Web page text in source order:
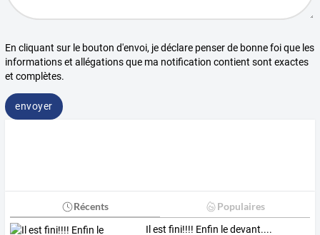
En cliquant sur le bouton d'envoi, je déclare penser de bonne foi que les
informations et allégations que ma notification contient sont exactes
et complètes.
envoyer
Récents Populaires
Il est fini!!!! Enfin le devant....